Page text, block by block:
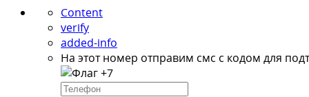
Content
verify
added-info
На этот номер отправим смс с кодом для
+7